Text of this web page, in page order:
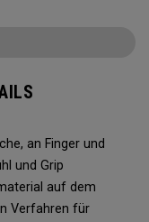
an Finger und
und Grip
auf dem
Verfahren für